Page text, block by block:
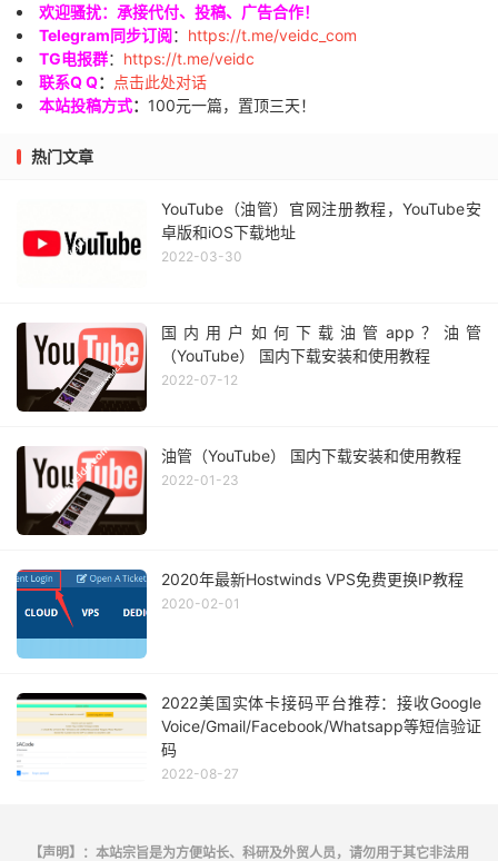
欢迎骚扰：承接代付、投稿、广告合作！
Telegram同步订阅： https://t.me/veidc_com
TG电报群： https://t.me/veidc
联系Q Q：
点击此处对话
本站投稿方式： 100元一篇，置顶三天！
热门文章
YouTube（油管）官网注册教程，YouTube安
卓版和iOS下载地址
2022-03-30
国内用户如何下载油管app？油管
（YouTube） 国内下载安装和使用教程
2022-07-12
油管（YouTube） 国内下载安装和使用教程
2022-01-23
2020年最新Hostwinds VPS免费更换IP教程
2020-02-01
2022美国实体卡接码平台推荐：接收Google
Voice/Gmail/Facebook/Whatsapp等短信验证
码
2022-08-27
【声明】：本站宗旨是为方便站长、科研及外贸人员，请勿用于其它非法用